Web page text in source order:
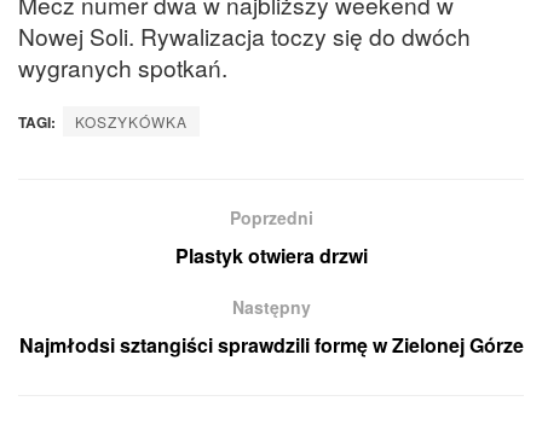
Nowej Soli. Rywalizacja toczy się do dwóch
wygranych spotkań.
TAGI: KOSZYKÓWKA
Poprzedni
Plastyk otwiera drzwi
Następny
Najmłodsi sztangiści sprawdzili formę w Zielonej Górze